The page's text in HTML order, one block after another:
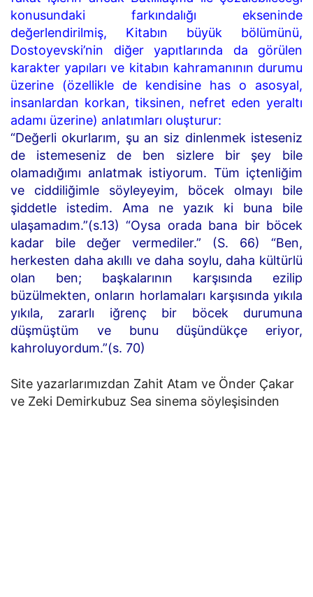
konusundaki farkındalığı ekseninde
değerlendirilmiş, Kitabın büyük bölümünü,
Dostoyevski’nin diğer yapıtlarında da görülen
karakter yapıları ve kitabın kahramanının durumu
üzerine (özellikle de kendisine has o asosyal,
insanlardan korkan, tiksinen, nefret eden yeraltı
adamı üzerine) anlatımları oluşturur:
“Değerli okurlarım, şu an siz dinlenmek isteseniz
de istemeseniz de ben sizlere bir şey bile
olamadığımı anlatmak istiyorum. Tüm içtenliğim
ve ciddiliğimle söyleyeyim, böcek olmayı bile
şiddetle istedim. Ama ne yazık ki buna bile
ulaşamadım.”(s.13) “Oysa orada bana bir böcek
kadar bile değer vermediler.” (S. 66) “Ben,
herkesten daha akıllı ve daha soylu, daha kültürlü
olan ben; başkalarının karşısında ezilip
büzülmekten, onların horlamaları karşısında yıkıla
yıkıla, zararlı iğrenç bir böcek durumuna
düşmüştüm ve bunu düşündükçe eriyor,
kahroluyordum.”(s. 70)
Site yazarlarımızdan Zahit Atam ve Önder Çakar
ve Zeki Demirkubuz Sea sinema söyleşisinden